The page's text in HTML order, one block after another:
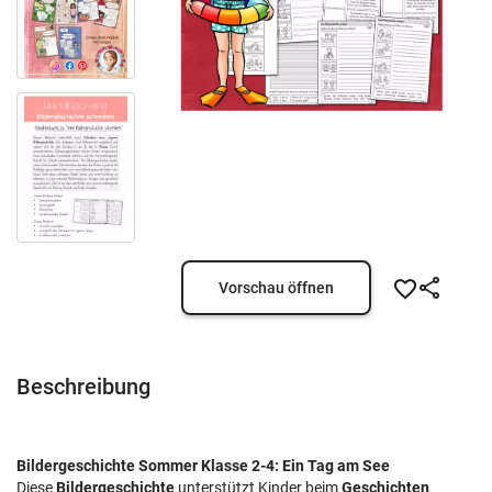
Vorschau öffnen
Beschreibung
Bildergeschichte Sommer Klasse 2-4: Ein Tag am See
DieseBildergeschichte unterstützt Kinder beimGeschichten